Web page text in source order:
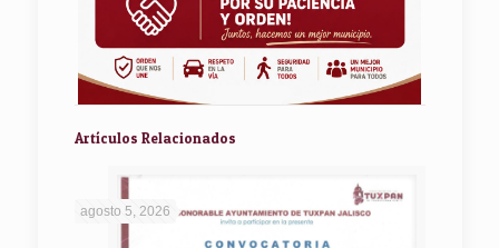
Artículos Relacionados
agosto 5, 2026